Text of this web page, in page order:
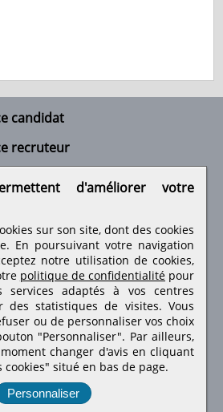
candidat
recruteur
sur les réseaux sociaux
d'améliorer votre
sur son site, dont des cookies
En poursuivant votre navigation
notre utilisation de cookies,
politique de confidentialité pour
services adaptés à vos centres
des statistiques de visites.Vous
ou de personnaliser vos choix
"Personnaliser". Par ailleurs,
changer d'avis en cliquant
situé en bas de page.
Personnaliser